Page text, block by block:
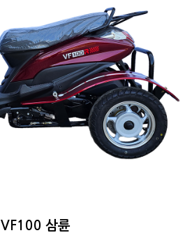
VF100 삼륜